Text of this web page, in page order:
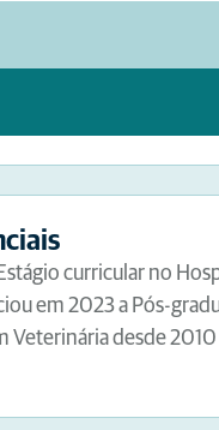
curricular no
em 2023 a Pós-
Veterinária desde